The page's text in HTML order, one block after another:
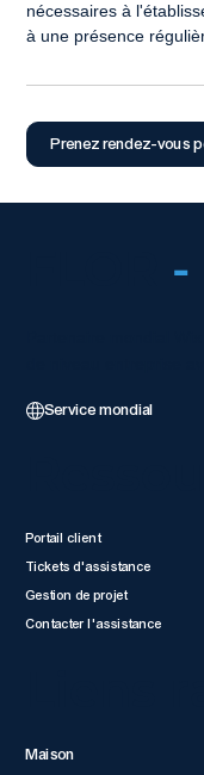
nécessaires à
à une présence
Prenez rendez-vous
-
Service mondial
Portail client
Tickets d'assistance
Gestion de projet
Contacter l'assistance
Maison